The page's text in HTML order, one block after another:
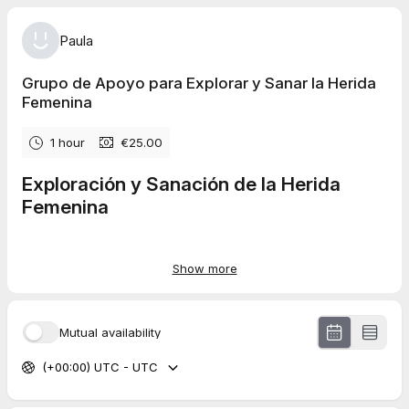
Paula
Grupo de Apoyo para Explorar y Sanar la Herida
Femenina
1 hour €25.00
Exploración y Sanación de la Herida
Femenina
Esta propuesta acompaña la recuperación de la presencia, la
autoestima, la expresión auténtica y la continuidad cíclica,
Show more
Mutual availability
(+00:00) UTC - UTC